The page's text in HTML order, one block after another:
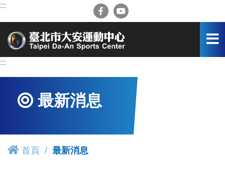
跳
容
:::
:::
最新消息
首頁 最新消息